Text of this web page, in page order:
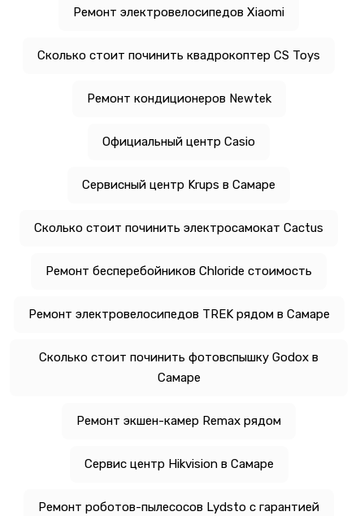
Ремонт электровелосипедов Xiaomi
Сколько стоит починить квадрокоптер CS Toys
Ремонт кондиционеров Newtek
Официальный центр Casio
Сервисный центр Krups в Самаре
Сколько стоит починить электросамокат Cactus
Ремонт бесперебойников Chloride стоимость
Ремонт электровелосипедов TREK рядом в Самаре
Сколько стоит починить фотовспышку Godox в
Самаре
Ремонт экшен-камер Remax рядом
Сервис центр Hikvision в Самаре
Ремонт роботов-пылесосов Lydsto с гарантией